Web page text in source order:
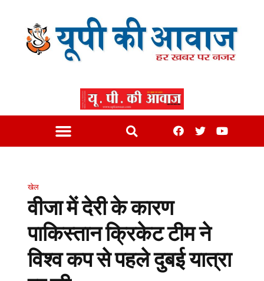
खेल
वीजा में देरी के कारण
पाकिस्तान क्रिकेट टीम ने
विश्व कप से पहले दुबई यात्रा